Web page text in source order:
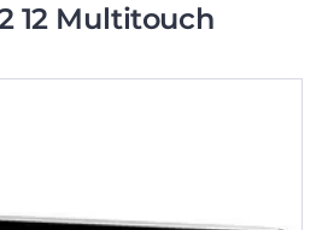
12 Multitouch